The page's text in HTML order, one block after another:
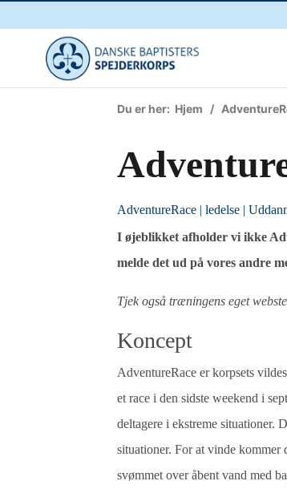
Du er her: Hjem /
AdventureRace |ledelse |
I øjeblikket afholder vi ikke
melde det ud på vores andre
Tjek også træningens eget
Koncept
AdventureRace er korpsets
et race i den sidste weekend i
deltagere i ekstreme situationer.
situationer. For at vinde kommer
svømmet over åbent vand med